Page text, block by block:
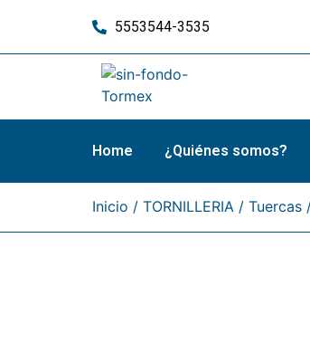
5553544-3535
Home ¿Quiénes somos?
Inicio / TORNILLERIA / Tuercas